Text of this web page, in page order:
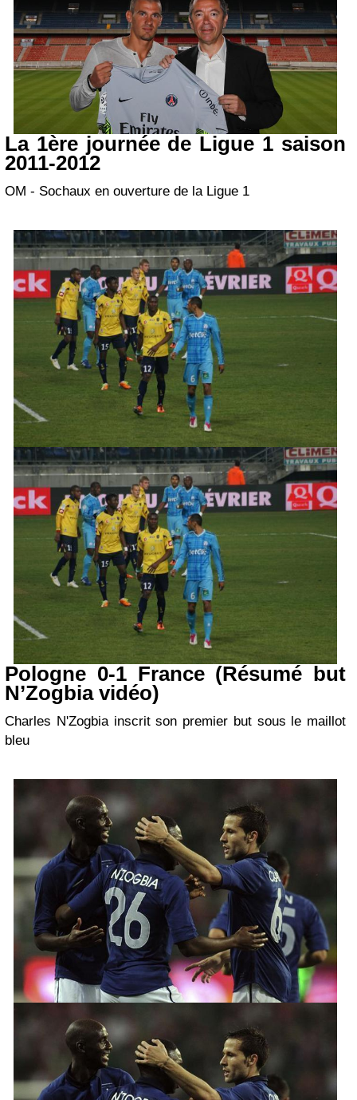
La 1ère journée de Ligue 1 saison
2011-2012
OM - Sochaux en ouverture de la Ligue 1
Pologne 0-1 France (Résumé but
N’Zogbia vidéo)
Charles N'Zogbia inscrit son premier but sous le maillot
bleu